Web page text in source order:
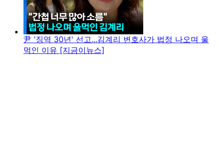
尹 '징역 30년' 선고...김계리 변호사가 법정 나오며 울
먹인 이유 [지금이뉴스]